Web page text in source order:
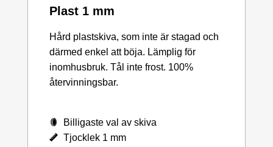
Plast 1 mm
Hård plastskiva, som inte är stagad och
därmed enkel att böja. Lämplig för
inomhusbruk. Tål inte frost. 100%
återvinningsbar.
Billigaste val av skiva
Tjocklek 1 mm